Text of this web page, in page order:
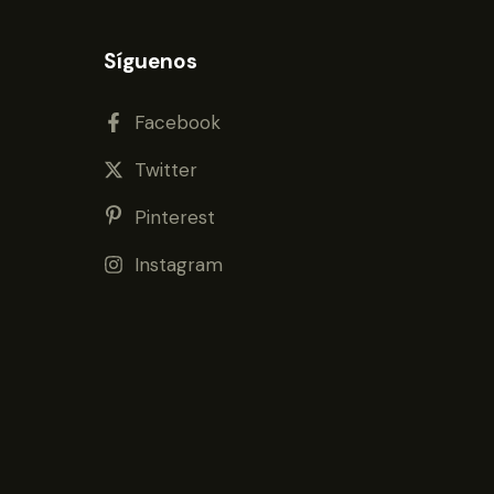
Síguenos
Facebook
Twitter
Pinterest
Instagram